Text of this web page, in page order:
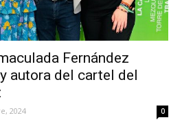
Fernández
y autora del cartel del
2024 0